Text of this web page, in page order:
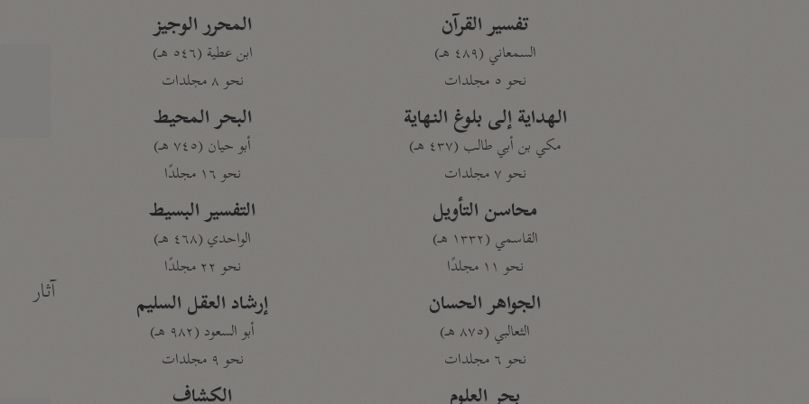
تفسير القرآن
السمعاني (٤٨٩ هـ)
نحو ٥ مجلدات
الهداية إلى بلوغ النهاية
مكي بن أبي طالب (٤٣٧ هـ)
نحو ٧ مجلدات
محاسن التأويل
القاسمي (١٣٣٢ هـ)
نحو ١١ مجلدًا
الجواهر الحسان
الثعالبي (٨٧٥ هـ)
نحو ٦ مجلدات
المحرر الوجيز
ابن عطية (٥٤٦ هـ)
نحو ٨ مجلدات
البحر المحيط
أبو حيان (٧٤٥ هـ)
نحو ١٦ مجلدًا
التفسير البسيط
الواحدي (٤٦٨ هـ)
نحو ٢٢ مجلدًا
إرشاد العقل السليم
أبو السعود (٩٨٢ هـ)
نحو ٩ مجلدات
آثار